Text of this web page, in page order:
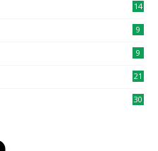
14
9
9
21
30